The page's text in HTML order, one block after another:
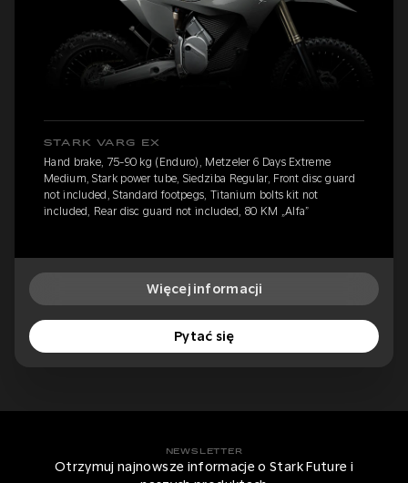
STARK VARG EX
Hand brake, 75-90 kg (Enduro), Metzeler 6 Days Extreme
Medium, Stark power tube, Siedziba Regular, Front disc guard
not included, Standard footpegs, Titanium bolts kit not
included, Rear disc guard not included, 80 KM „Alfa”
Więcej informacji
Pytać się
NEWSLETTER
Otrzymuj najnowsze informacje o Stark Future i